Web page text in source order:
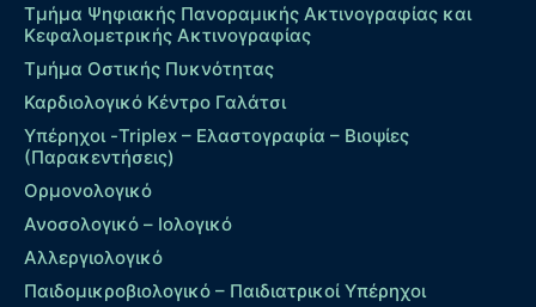
Τμήμα Ψηφιακής Πανοραμικής Ακτινογραφίας και
Κεφαλομετρικής Ακτινογραφίας
Τμήμα Οστικής Πυκνότητας
Καρδιολογικό Κέντρο Γαλάτσι
Υπέρηχοι -Triplex – Eλαστογραφία – Βιοψίες
(Παρακεντήσεις)
Ορμονολογικό
Ανοσολογικό – Ιολογικό
Αλλεργιολογικό
Παιδομικροβιολογικό – Παιδιατρικοί Υπέρηχοι